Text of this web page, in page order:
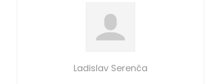
Ladislav Serenča